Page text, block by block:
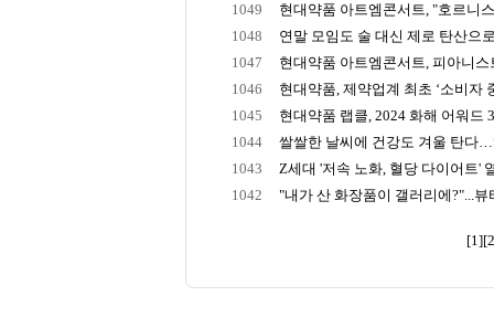
1049
현대약품 아트엠콘서트, "호르니
1048
연말 모임도 술 대신 제로 탄산으
1047
현대약품 아트엠콘서트, 피아니스
1046
현대약품, 제약업계 최초 ‘소비자
1045
현대약품 랩클, 2024 화해 어워드
1044
쌀쌀한 날씨에 건강도 겨울 탄다
1043
Z세대 '저속 노화, 혈당 다이어트'
1042
"내가 산 화장품이 갤러리에?"...뷰
[1]